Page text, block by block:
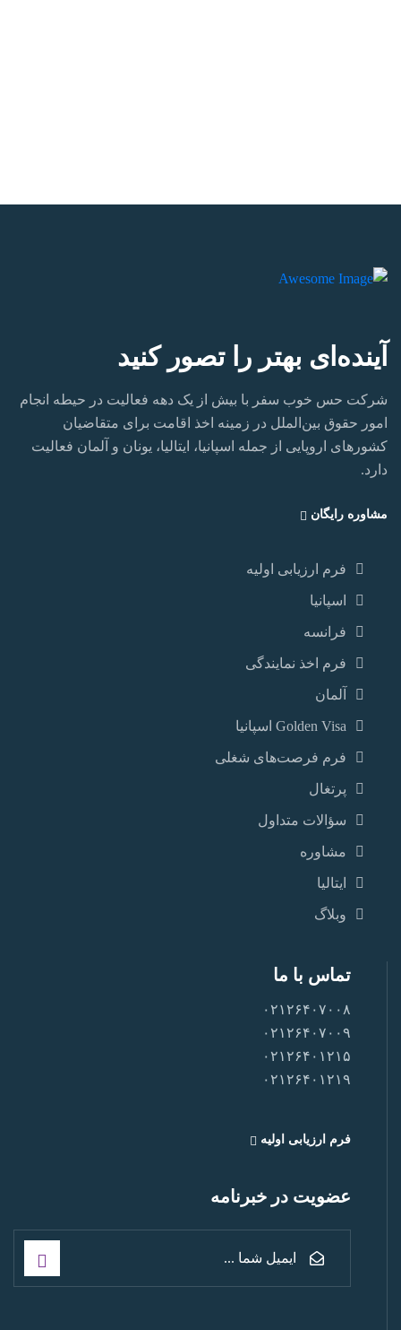
آینده‌ای بهتر را تصور کنید
شرکت حس خوب سفر با بیش از یک دهه فعالیت در حیطه انجام
امور حقوق بین‌الملل در زمینه اخذ اقامت برای متقاضیان
کشورهای اروپایی از جمله اسپانیا، ایتالیا، یونان و آلمان فعالیت
دارد.‏
مشاوره رایگان
فرم ارزیابی اولیه
اسپانیا
فرانسه
فرم اخذ نمایندگی
آلمان
Golden Visa اسپانيا
فرم فرصت‌های شغلی
پرتغال
سؤالات متداول
مشاوره
ایتالیا
وبلاگ
تماس با ما
۰۲۱۲۶۴۰۷۰۰۸
۰۲۱۲۶۴۰۷۰۰۹
۰۲۱۲۶۴۰۱۲۱۵
۰۲۱۲۶۴۰۱۲۱۹
فرم ارزیابی اولیه
عضویت در خبرنامه